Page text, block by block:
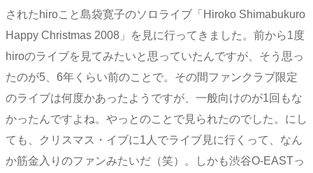
されたhiroこと島袋寛子のソロライブ「Hiroko Shimabukuro
Happy Christmas 2008」を見に行ってきました。前から1度
hiroのライブを見てみたいと思っていたんですが、そう思っ
たのが5、6年くらい前のことで。その間ファンクラブ限定
のライブは何度かあったようですが、一般向けのが1回もな
かったんですよね。やっとのことで見られたのでした。にし
ても、クリスマス・イブに1人でライブ見に行くって、なん
か筋金入りのファンみたいだ（笑）。しかも渋谷O-EASTっ